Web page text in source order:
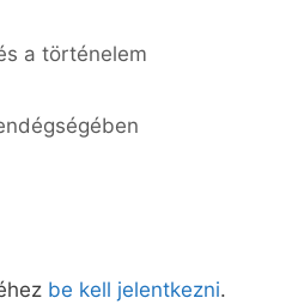
a történelem
be kell jelentkezni.